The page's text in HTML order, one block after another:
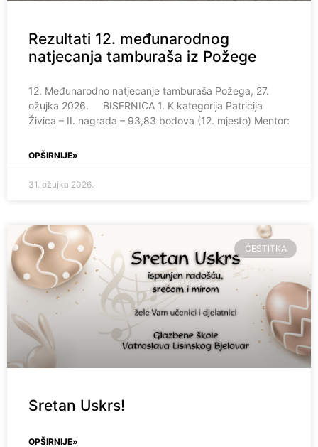
Rezultati 12. međunarodnog
natjecanja tamburaša iz Požege
12. Međunarodno natjecanje tamburaša Požega, 27.
ožujka 2026. BISERNICA 1. K kategorija Patricija
Živica – II. nagrada – 93,83 bodova (12. mjesto) Mentor:
OPŠIRNIJE»
31. ožujka 2026.
ČESTITKA
Sretan Uskrs!
OPŠIRNIJE»